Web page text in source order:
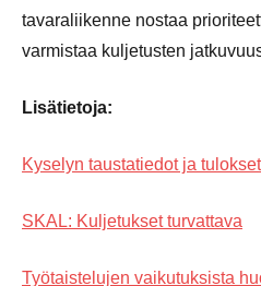
tavaraliikenne nostaa
varmistaa kuljetusten
Lisätietoja:
Kyselyn taustatiedot ja tulokset
SKAL: Kuljetukset turvattava
Työtaistelujen vaikutuksista